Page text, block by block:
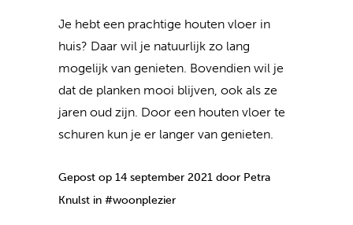
Je hebt een prachtige houten vloer in
huis? Daar wil je natuurlijk zo lang
mogelijk van genieten. Bovendien wil je
dat de planken mooi blijven, ook als ze
jaren oud zijn. Door een houten vloer te
schuren kun je er langer van genieten.
Gepost op 14 september 2021 door Petra
Knulst in #woonplezier